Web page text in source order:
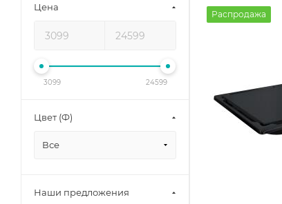
Распродажа
Цена
3099 24599
Цвет (Ф)
Все
Наши предложения